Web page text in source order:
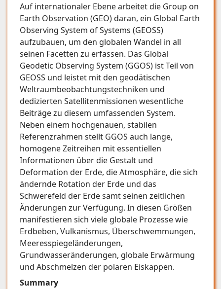
Auf internationaler Ebene arbeitet die Group on
Earth Observation (GEO) daran, ein Global Earth
Observing System of Systems (GEOSS)
aufzubauen, um den globalen Wandel in all
seinen Facetten zu erfassen. Das Global
Geodetic Observing System (GGOS) ist Teil von
GEOSS und leistet mit den geodätischen
Weltraumbeobachtungstechniken und
dedizierten Satellitenmissionen wesentliche
Beiträge zu diesem umfassenden System.
Neben einem hochgenauen, stabilen
Referenzrahmen stellt GGOS auch lange,
homogene Zeitreihen mit essentiellen
Informationen über die Gestalt und
Deformation der Erde, die Atmosphäre, die sich
ändernde Rotation der Erde und das
Schwerefeld der Erde samt seinen zeitlichen
Änderungen zur Verfügung. In diesen Größen
manifestieren sich viele globale Prozesse wie
Erdbeben, Vulkanismus, Überschwemmungen,
Meeresspiegeländerungen,
Grundwasseränderungen, globale Erwärmung
und Abschmelzen der polaren Eiskappen.
Summary